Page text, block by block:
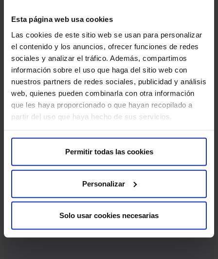
Esta página web usa cookies
Las cookies de este sitio web se usan para personalizar
el contenido y los anuncios, ofrecer funciones de redes
sociales y analizar el tráfico. Además, compartimos
información sobre el uso que haga del sitio web con
nuestros partners de redes sociales, publicidad y análisis
web, quienes pueden combinarla con otra información
que les haya proporcionado o que hayan recopilado a
partir del uso que haya hecho de sus servicios.
Permitir todas las cookies
Personalizar
Solo usar cookies necesarias
Profesionales altamente cualificados y comprometidos con